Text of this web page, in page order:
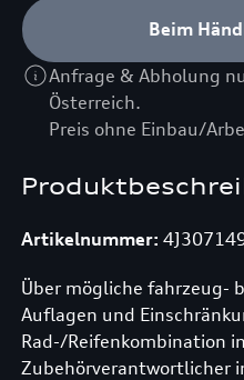
Artikelnummer:
Über mögliche fahrzeug-
Auflagen und
Rad-/Reifenkombination
Zubehörverantwortlicher
Beim
Anfrage & Abholung
Österreich.
Preis ohne Einbau/